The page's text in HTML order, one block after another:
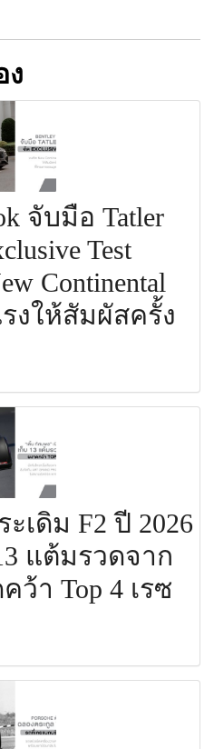
ง
จับมือ Tatler
Test
Continental
งให้สัมผัสครั้ง
เดิม F2 ปี 2026
แต้มรวดจาก
ว้า Top 4 เรซ